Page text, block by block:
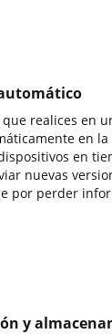
realices en
en
en
nuevas
por perder
y